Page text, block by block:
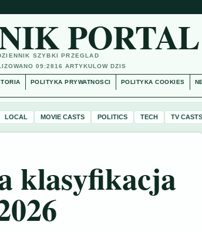
PORTAL
SZYBKI PRZEGLAD
09:2816 ARTYKULOW DZIS
POLITYKA PRYWATNOSCI POLITYKA COOKIES
LOCAL MOVIE CASTS POLITICS TECH TV CASTS
klasyfikacja